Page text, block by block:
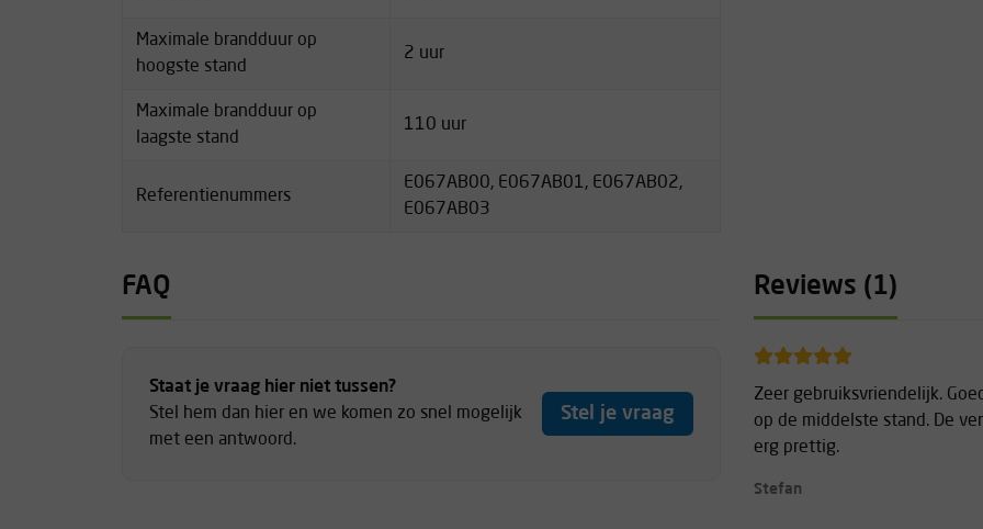
Maximale brandduur op
hoogste stand
2 uur
Maximale brandduur op
laagste stand
110 uur
Referentienummers
E067AB00, E067AB01, E067AB02,
E067AB03
FAQ
Staat je vraag hier niet tussen?
Stel hem dan hier en we komen zo snel mogelijk
met een antwoord.
Stel je vraag
Reviews (1)
Zeer gebruiksvriendelijk.
op de middelste stand. De
erg prettig.
Stefan